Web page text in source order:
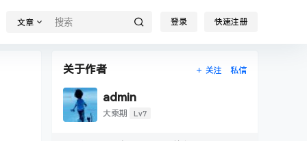
文章 登录 快速注册
关于作者 关注 私信
admin
大乘期 Lv7